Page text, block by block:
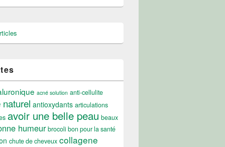
acné solution anti-cellulite
antioxydants articulations
avoir une belle peau beaux
humeur brocoli bon pour la santé
chute de cheveux collagene